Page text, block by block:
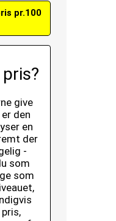
pr.100
give
den
en
der
-
som
som